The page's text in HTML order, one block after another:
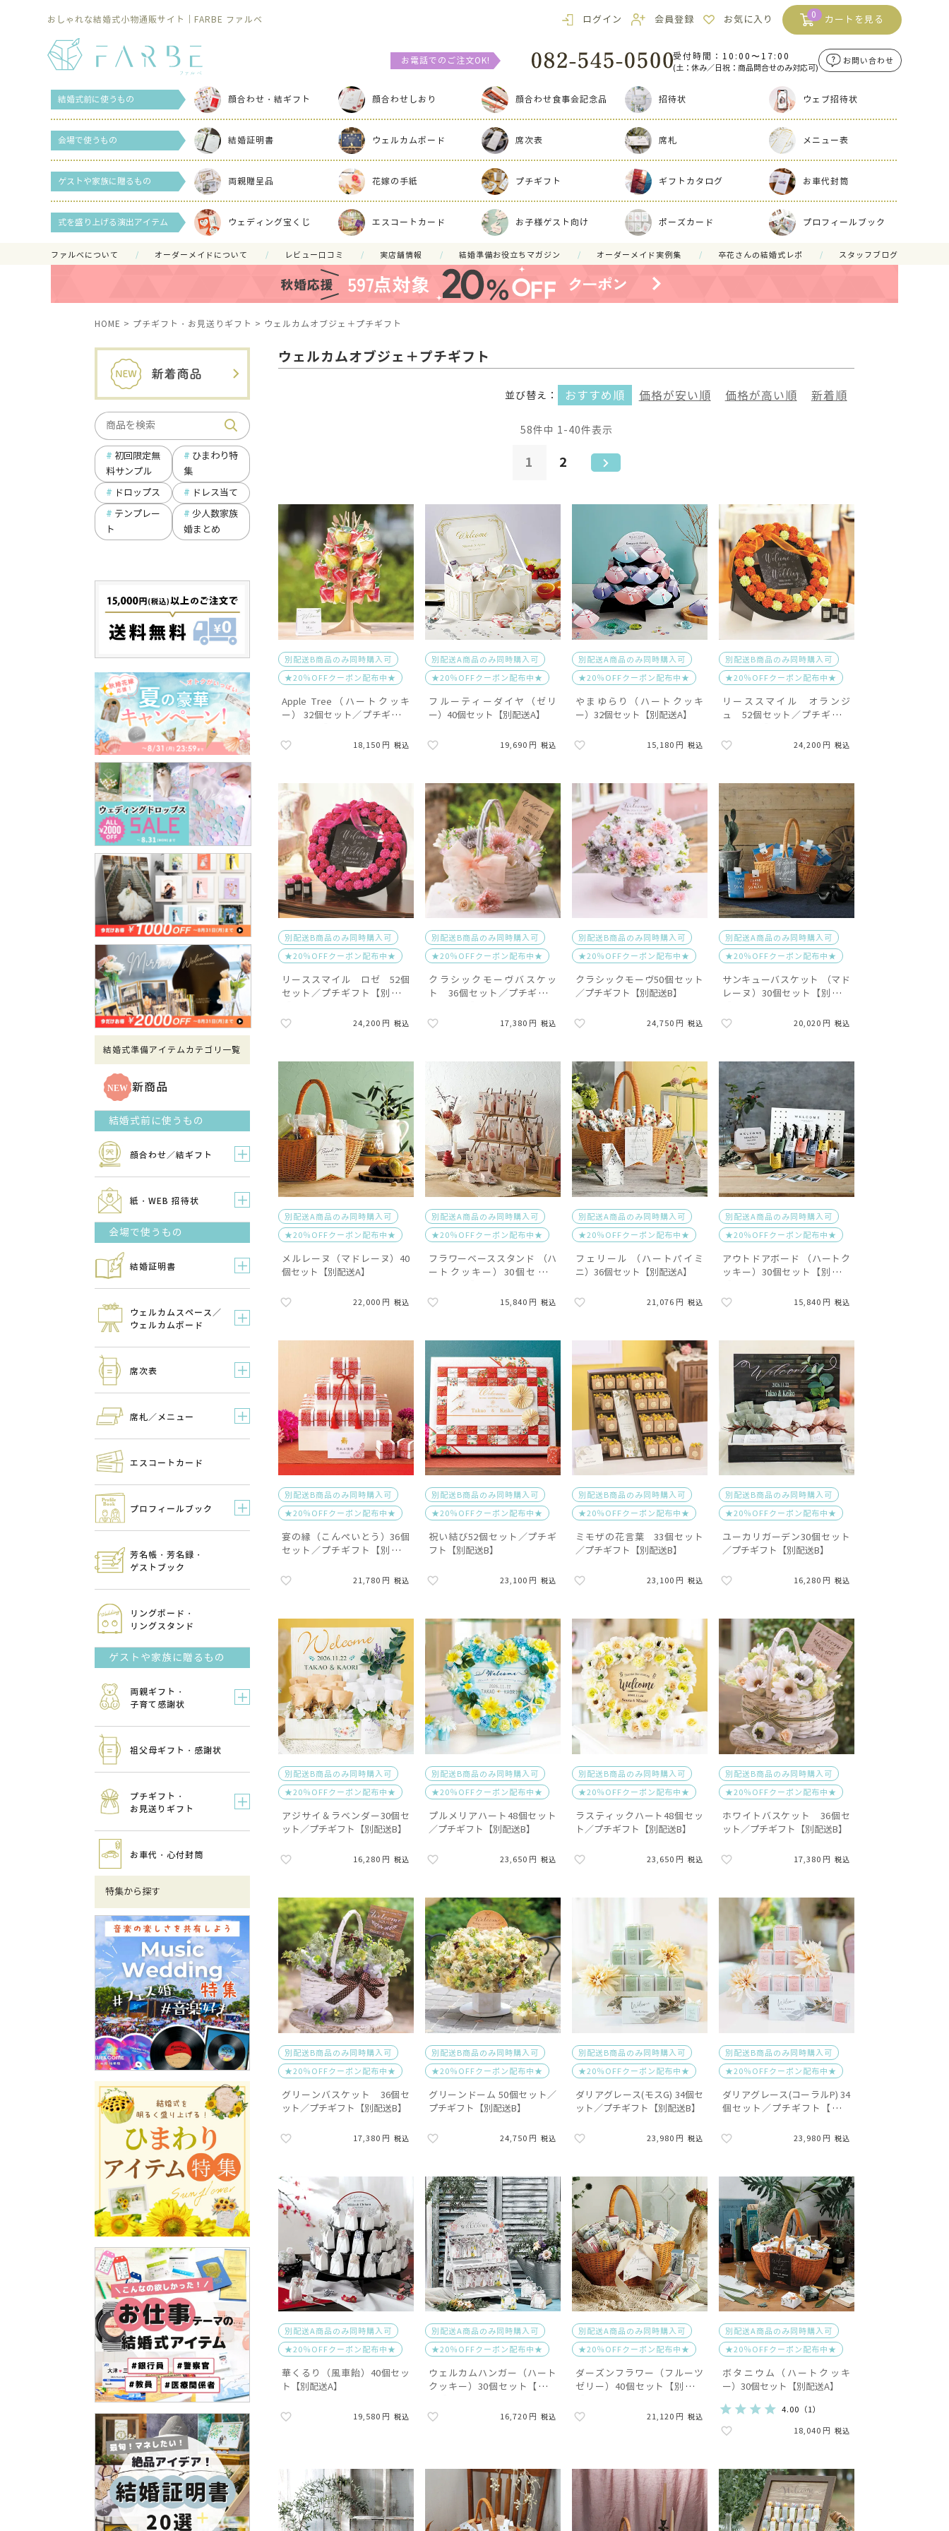
おしゃれな結婚式小物通販サイト｜FARBE ファルベ ログイン 会員登録 お気に入り 0 カートを見る
お電話でのご注文OK! 受付時間：10:00〜17:00
(土：休み／日祝：商品問合せのみ対応可)
お問い合わせ
結婚式前に使うもの 顔合わせ・結ギフト 顔合わせしおり 顔合わせ食事会記念品 招待状 ウェブ招待状
会場で使うもの 結婚証明書 ウェルカムボード 席次表 席札 メニュー表
ゲストや家族に贈るもの 両親贈呈品 花嫁の手紙 プチギフト ギフトカタログ お車代封筒
式を盛り上げる演出アイテム ウェディング宝くじ エスコートカード お子様ゲスト向け ポーズカード プロフィールブック
ファルべについて オーダーメイドについて レビュー口コミ 実店舗情報 結婚準備お役立ちマガジン オーダーメイド実例集 卒花さんの結婚式レポ スタッフブログ
HOME プチギフト・お見送りギフト ウェルカムオブジェ＋プチギフト
初回限定無
料サンプル
ひまわり特
集
ドロップス
ドレス当て
テンプレー
ト
少人数家族
婚まとめ
結婚式準備アイテムカテゴリ一覧
新商品
結婚式前に使うもの
顔合わせ／結ギフト
紙・WEB 招待状
会場で使うもの
結婚証明書
ウェルカムスペース／
ウェルカムボード
席次表
席札／メニュー
エスコートカード
プロフィールブック
芳名帳・芳名録・
ゲストブック
リングボード・
リングスタンド
ゲストや家族に贈るもの
両親ギフト・
子育て感謝状
祖父母ギフト・感謝状
プチギフト・
お見送りギフト
お車代・心付封筒
特集から探す
ウェルカムオブジェ＋プチギフト
並び替え おすすめ順 価格が安い順 価格が高い順 新着順
58件中 1-40件表示
1 2
別配送B商品のみ同時購入可
★20％OFFクーポン配布中★
Apple Tree（ハートクッキ
ー） 32個セット／プチギフト
18,150 税込
別配送A商品のみ同時購入可
★20％OFFクーポン配布中★
フルーティーダイヤ（ゼリ
ー）40個セット【別配送A】
19,690 税込
別配送A商品のみ同時購入可
★20％OFFクーポン配布中★
やまゆらり（ハートクッキ
ー）32個セット【別配送A】
15,180 税込
別配送B商品のみ同時購入可
★20％OFFクーポン配布中★
リーススマイル オランジ
ュ 52個セット／プチギフト
24,200 税込
別配送B商品のみ同時購入可
★20％OFFクーポン配布中★
リーススマイル ロゼ 52個
セット／プチギフト【別配送
24,200 税込
別配送B商品のみ同時購入可
★20％OFFクーポン配布中★
クラシックモーヴバスケッ
ト 36個セット／プチギフト
17,380 税込
別配送B商品のみ同時購入可
★20％OFFクーポン配布中★
クラシックモーヴ50個セット
／プチギフト【別配送B】
24,750 税込
別配送A商品のみ同時購入可
★20％OFFクーポン配布中★
サンキューバスケット （マド
レーヌ）30個セット【別配送
20,020 税込
別配送A商品のみ同時購入可
★20％OFFクーポン配布中★
メルレーヌ（マドレーヌ）40
個セット【別配送A】
22,000 税込
別配送A商品のみ同時購入可
★20％OFFクーポン配布中★
フラワーベーススタンド （ハ
ートクッキー）30個セット
15,840 税込
別配送A商品のみ同時購入可
★20％OFFクーポン配布中★
フェリール （ハートパイミ
ニ）36個セット【別配送A】
21,076 税込
別配送A商品のみ同時購入可
★20％OFFクーポン配布中★
アウトドアボード （ハートク
ッキー）30個セット【別配送
15,840 税込
別配送B商品のみ同時購入可
★20％OFFクーポン配布中★
宴の縁（こんぺいとう）36個
セット／プチギフト【別配送
21,780 税込
別配送B商品のみ同時購入可
★20％OFFクーポン配布中★
祝い結び52個セット／プチギ
フト【別配送B】
23,100 税込
別配送B商品のみ同時購入可
★20％OFFクーポン配布中★
ミモザの花言葉 33個セット
／プチギフト【別配送B】
23,100 税込
別配送B商品のみ同時購入可
★20％OFFクーポン配布中★
ユーカリガーデン30個セット
／プチギフト【別配送B】
16,280 税込
別配送B商品のみ同時購入可
★20％OFFクーポン配布中★
アジサイ＆ラベンダー30個セ
ット／プチギフト【別配送B】
16,280 税込
別配送B商品のみ同時購入可
★20％OFFクーポン配布中★
プルメリアハート48個セット
／プチギフト【別配送B】
23,650 税込
別配送B商品のみ同時購入可
★20％OFFクーポン配布中★
ラスティックハート48個セッ
ト／プチギフト【別配送B】
23,650 税込
別配送B商品のみ同時購入可
★20％OFFクーポン配布中★
ホワイトバスケット 36個セ
ット／プチギフト【別配送B】
17,380 税込
別配送B商品のみ同時購入可
★20％OFFクーポン配布中★
グリーンバスケット 36個セ
ット／プチギフト【別配送B】
17,380 税込
別配送B商品のみ同時購入可
★20％OFFクーポン配布中★
グリーンドーム 50個セット／
プチギフト【別配送B】
24,750 税込
別配送B商品のみ同時購入可
★20％OFFクーポン配布中★
ダリアグレース(モスG) 34個セ
ット／プチギフト【別配送B】
23,980 税込
別配送B商品のみ同時購入可
★20％OFFクーポン配布中★
ダリアグレース(コーラルP) 34
個セット／プチギフト【別配
23,980 税込
別配送A商品のみ同時購入可
★20％OFFクーポン配布中★
華くるり（風車飴）40個セッ
ト【別配送A】
19,580 税込
別配送A商品のみ同時購入可
★20％OFFクーポン配布中★
ウェルカムハンガー（ハート
クッキー）30個セット【別配
16,720 税込
別配送A商品のみ同時購入可
★20％OFFクーポン配布中★
ダーズンフラワー（フルーツ
ゼリー）40個セット【別配送
21,120 税込
別配送A商品のみ同時購入可
★20％OFFクーポン配布中★
ボタニウム（ハートクッキ
ー）30個セット【別配送A】
4.00 （1）
18,040 税込